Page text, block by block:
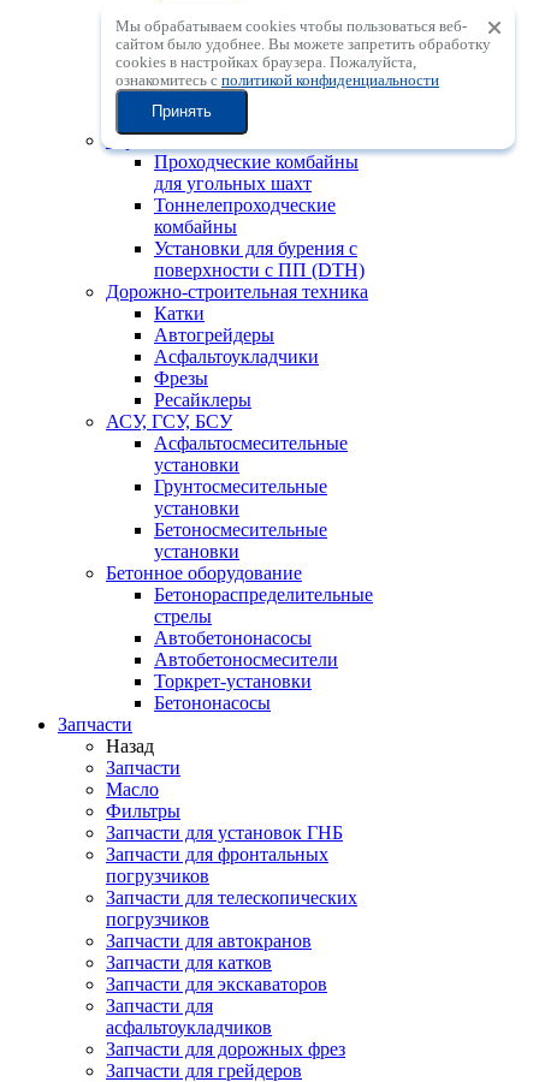
центробежные
дробильные установки с
вертикальным валом
Мобильные
сортировочные установки
Горно-шахтная техника
Проходческие комбайны
для угольных шахт
Тоннелепроходческие
комбайны
Установки для бурения с
поверхности с ПП (DTH)
Дорожно-строительная техника
Катки
Автогрейдеры
Асфальтоукладчики
Фрезы
Ресайклеры
АСУ, ГСУ, БСУ
Асфальтосмесительные
установки
Грунтосмесительные
установки
Бетоносмесительные
установки
Бетонное оборудование
Бетонораспределительные
стрелы
Автобетононасосы
Автобетоносмесители
Торкрет-установки
Бетононасосы
Запчасти
Назад
Запчасти
Масло
Фильтры
Запчасти для установок ГНБ
Запчасти для фронтальных
погрузчиков
Запчасти для телескопических
погрузчиков
Запчасти для автокранов
Запчасти для катков
Запчасти для экскаваторов
Запчасти для
асфальтоукладчиков
Запчасти для дорожных фрез
Запчасти для грейдеров
Мы обрабатываем cookies чтобы пользоваться веб-
сайтом было удобнее. Вы можете запретить обработку
сookies в настройках браузера. Пожалуйста,
ознакомитесь с политикой конфиденциальности
Принять